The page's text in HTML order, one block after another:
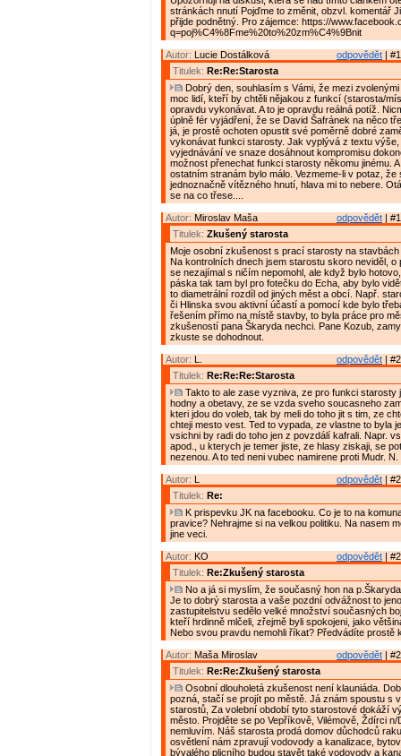
stránkách nnutí Pojďme to změnit, obzvl. komentář
přijde podnětný. Pro zájemce: https://
q=poj%C4%8Fme%20to%20zm%C4%9Bnit
odpovědět |
Autor: Lucie Dostálková
Titulek: Re:Re:Starosta
Dobrý den, souhlasím s Vámi, že mezi
moc lidí, kteří by chtěli nějakou z funkcí (starosta/
opravdu vykonávat. A to je opravdu reálná potíž.
úplně fér vyjádření, že se David Šafránek na něco
já, je prostě ochoten opustit své poměrně dobré
vykonávat funkci starosty. Jak vyplývá z textu
vyjednávání ve snaze dosáhnout kompromisu
možnost přenechat funkci starosty někomu jinému.
ostatním stranám bylo málo. Vezmeme-li v potaz, že
jednoznačně vítězného hnutí, hlava mi to nebere.
se na co třese....
odpovědět |
Autor: Miroslav Maša
Titulek: Zkušený starosta
Moje osobní zkušenost s prací starosty na
Na kontrolních dnech jsem starostu skoro neviděl, o
se nezajímal s ničím nepomohl, ale když bylo
páska tak tam byl pro fotečku do Echa, aby bylo
to diametrální rozdíl od jiných měst a obcí. Např.
či Hlinska svou aktivní účastí a pomocí kde bylo
řešením přímo na místě stavby, to byla práce pro
zkušeností pana Škaryda nechci. Pane Kozub,
zkuste se dohodnout.
odpovědět |
Autor: L.
Titulek: Re:Re:Re:Starosta
Takto to ale zase vyzniva, ze pro funkci starosty
hodny a obetavy, ze se vzda sveho soucasneho
kteri jdou do voleb, tak by meli do toho jit s tim, ze
chteji mesto vest. Ted to vypada, ze vlastne to byla
vsichni by radi do toho jen z povzdálí kafrali. Napr.
apod., u kterych je temer jiste, ze hlasy ziskaji, se
nezenou. A to ted neni vubec namirene proti Mudr. N.
odpovědět |
Autor: L
Titulek: Re:
K prispevku JK na facebooku. Co je to na
pravice? Nehrajme si na velkou politiku. Na nasem
jine veci.
odpovědět |
Autor: KO
Titulek: Re:Zkušený starosta
No a já si myslím, že současný hon na
Je to dobrý starosta a vaše pozdní odvážnost to
zastupitelstvu sedělo velké množství současných
kteří hrdinně mlčeli, zřejmě byli spokojeni, jako
Nebo svou pravdu nemohli říkat? Předvádíte prostě
odpovědět |
Autor: Maša Miroslav
Titulek: Re:Re:Zkušený starosta
Osobní dlouholetá zkušenost není klauniáda.
pozná, stačí se projít po městě. Já znám spoustu s
starostů, Za volební období tyto starostové dokáží
město. Projděte se po Vepříkově, Vilémově, Ždírci n/
nemluvím. Náš starosta prodá domov důchodců
osvětlení nám zpravují vodovody a kanalizace,
bývalého plicního budou stavět také vodovody a